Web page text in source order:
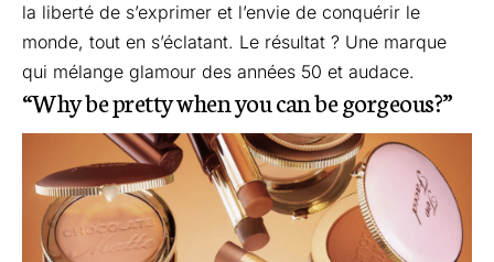
la liberté de s’exprimer et l’envie de conquérir le
monde, tout en s’éclatant. Le résultat ? Une marque
qui mélange glamour des années 50 et audace.
“Why be pretty when you can be gorgeous?”